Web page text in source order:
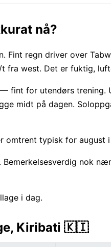
nå?
regn driver over
fra west. Det er fuktig,
— fint for utendørs
midt på dagen.
typisk for august i
nok
i dag.
Kiribati 🇰🇮